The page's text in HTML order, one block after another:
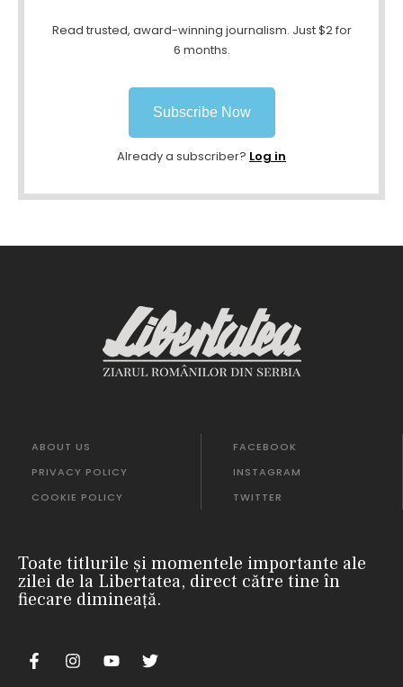
Read trusted, award-winning journalism. Just $2 for
6 months.
Subscribe Now
Already a subscriber? Log in
ABOUT US
PRIVACY POLICY
COOKIE POLICY
FACEBOOK
INSTAGRAM
TWITTER
Toate titlurile și momentele importante ale
zilei de la Libertatea, direct către tine în
fiecare dimineață.